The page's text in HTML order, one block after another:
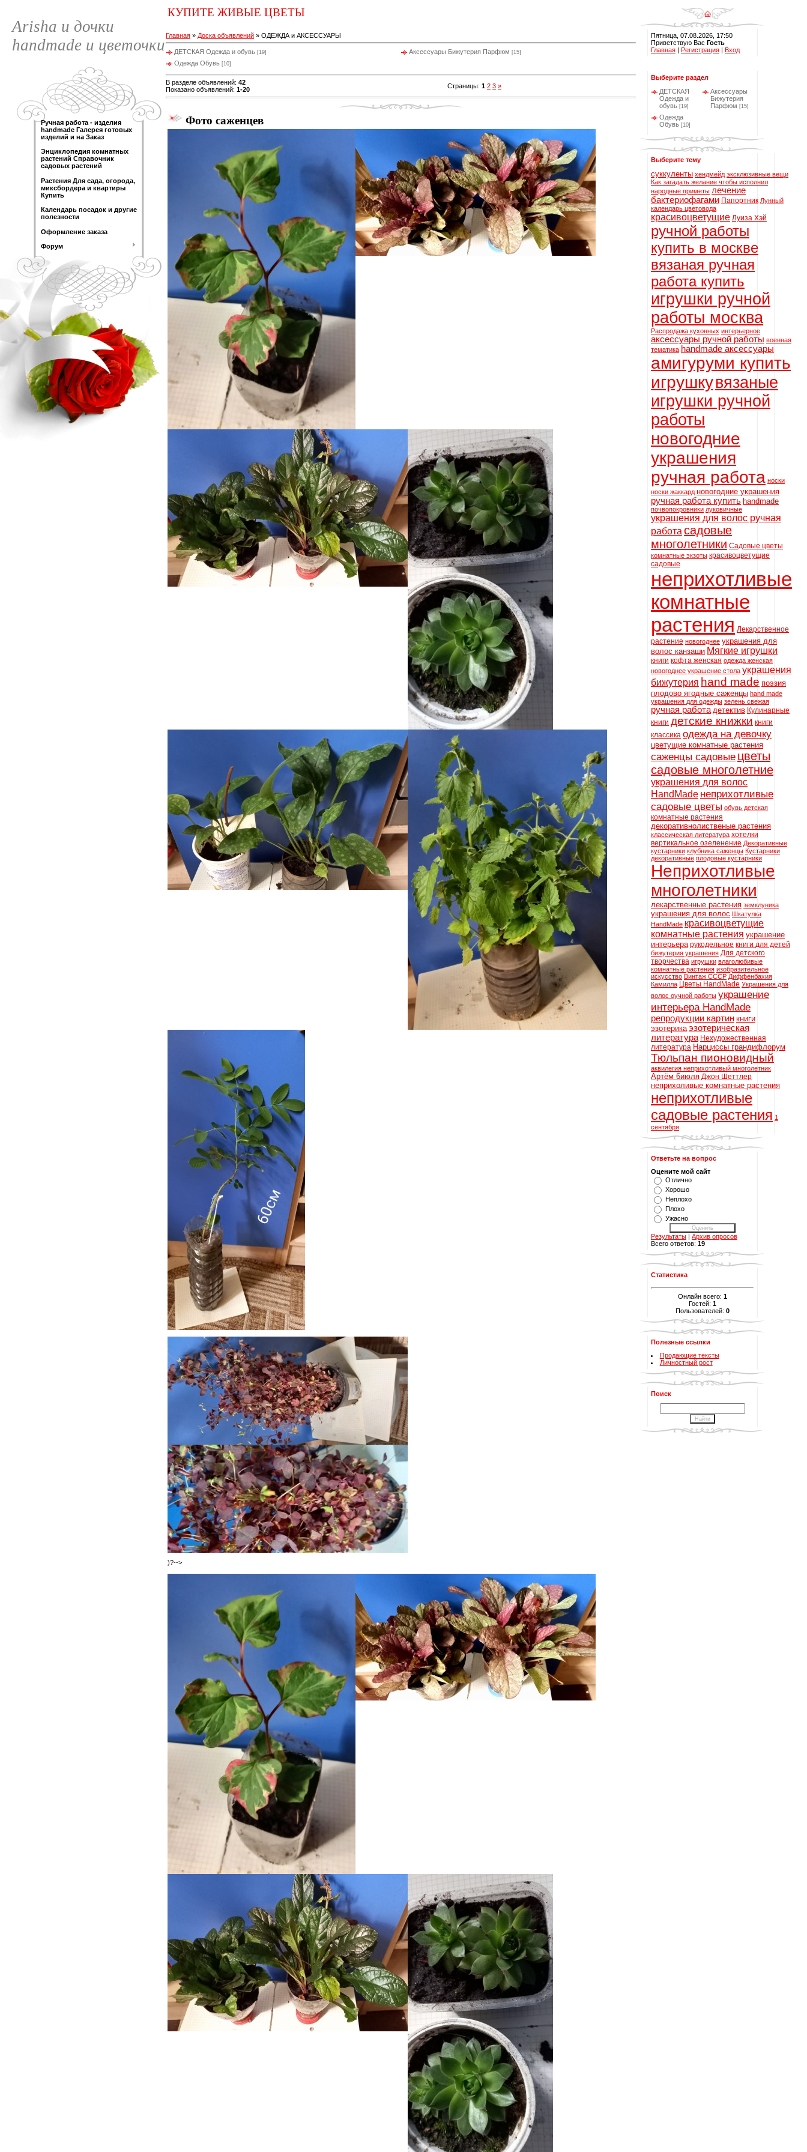
Arisha и дочки
handmade и цветочки
Ручная работа - изделия
handmade Галерея готовых
изделий и на Заказ
Энциклопедия комнатных
растений Справочник
садовых растений
Растения Для сада, огорода,
миксбордера и квартиры
Купить
Календарь посадок и другие
полезности
Оформление заказа
Форум
КУПИТЕ ЖИВЫЕ ЦВЕТЫ
Главная » Доска объявлений » ОДЕЖДА и АКСЕССУАРЫ
ДЕТСКАЯ Одежда и обувь [19] Аксессуары Бижутерия Парфюм [15]
Одежда Обувь [10]
В разделе объявлений: 42
Показано объявлений: 1-20 Страницы: 1 2 3 »
Фото саженцев
)?-->
Пятница, 07.08.2026, 17:50
Приветствую Вас Гость
Главная | Регистрация | Вход
Выберите раздел
ДЕТСКАЯ
Одежда и
обувь [19]
Аксессуары
Бижутерия
Парфюм [15]
Одежда
Обувь [10]
Выберите тему
суккуленты хендмейд эксклюзивные вещи
Как загадать желание чтобы исполнил
народные приметы лечение
бактериофагами Папортник Лунный
календарь цветовода
красивоцветущие Луиза Хэй
ручной работы
купить в москве
вязаная ручная
работа купить
игрушки ручной
работы москва
Распродажа кухонных интерьерное
аксессуары ручной работы военная
тематика handmade аксессуары
амигуруми купить
игрушкувязаные
игрушки ручной
работы
новогодние
украшения
ручная работа носки
носки жаккард новогодние украшения
ручная работа купить handmade
почвопокровники луковичные
украшения для волос ручная
работа садовые
многолетники Садовые цветы
комнатные экзоты красивоцветущие
садовые
неприхотливые
комнатные
растения Лекарственное
растение новогоднее украшения для
волос канзаши Мягкие игрушки
книги кофта женская одежда женская
новогоднее украшение стола украшения
бижутерия hand made поэзия
плодово ягодные саженцы hand made
украшения для одежды зелень свежая
ручная работа детектив Кулинарные
книги детские книжки книги
классика одежда на девочку
цветущие комнатные растения
саженцы садовые цветы
садовые многолетние
украшения для волос
HandMade неприхотливые
садовые цветы обувь детская
комнатные растения
декоративнолиственые растения
классическая литература хотелки
вертикальное озеленение Декоративные
кустарники клубника саженцы Кустарники
декоративные плодовые кустарники
Неприхотливые
многолетники
лекарственные растения земклуника
украшения для волос Шкатулка
HandMade красивоцветущие
комнатные растения украшение
интерьера рукодельное книги для детей
бижутерия украшения Для детского
творчества игрушки влаголюбивые
комнатные растения изобразительное
искусство Винтаж СССР Диффенбахия
Камилла Цветы HandMade Украшения для
волос оучной работы украшение
интерьера HandMade
репродукции картин книги
эзотерика эзотерическая
литература Нехудожественная
литература Нарциссы грандифлорум
Тюльпан пионовидный
аквилегия неприхотливый многолетник
Артём 6июля Джон Шеттлер
неприхоливые комнатные растения
неприхотливые
садовые растения 1
сентября
Ответьте на вопрос
Оцените мой сайт
Отлично
Хорошо
Неплохо
Плохо
Ужасно
Результаты | Архив опросов
Всего ответов: 19
Статистика
Онлайн всего: 1
Гостей: 1
Пользователей: 0
Полезные ссылки
Продающие тексты
Личностный рост
Поиск